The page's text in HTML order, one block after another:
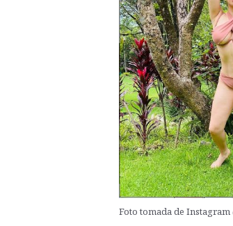
Foto tomada de